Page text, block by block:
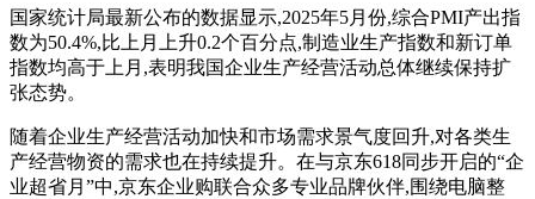
国家统计局最新公布的数据显示,2025年5月份,综合PMI产出指
数为50.4%,比上月上升0.2个百分点,制造业生产指数和新订单
指数均高于上月,表明我国企业生产经营活动总体继续保持扩
张态势。
随着企业生产经营活动加快和市场需求景气度回升,对各类生
产经营物资的需求也在持续提升。在与京东618同步开启的“企
业超省月”中,京东企业购联合众多专业品牌伙伴,围绕电脑整